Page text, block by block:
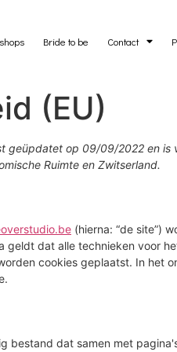
Bride to be Contact
(EU)
geüpdatet op 09/09/2022 en
Ruimte en Zwitserland.
(hierna: “de site”)
geldt dat alle technieken voor
cookies geplaatst. In het
bestand dat samen met